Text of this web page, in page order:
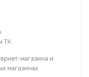
ТК
магазина и
магазинах